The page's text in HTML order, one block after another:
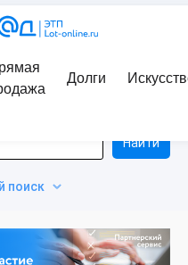
Долги
поиск
Найти